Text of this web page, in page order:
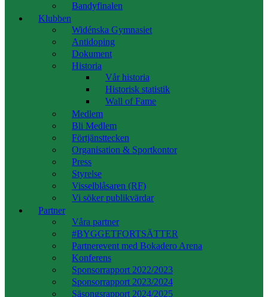
Bandyfinalen
Klubben
Widénska Gymnasiet
Antidoping
Dokument
Historia
Vår historia
Historisk statistik
Wall of Fame
Medlem
Bli Medlem
Förtjänsttecken
Organisation & Sportkontor
Press
Styrelse
Visselblåsaren (RF)
Vi söker publikvärdar
Partner
Våra partner
#BYGGETFORTSÄTTER
Partnerevent med Bokadero Arena
Konferens
Sponsorrapport 2022/2023
Sponsorrapport 2023/2024
Säsongsrapport 2024/2025